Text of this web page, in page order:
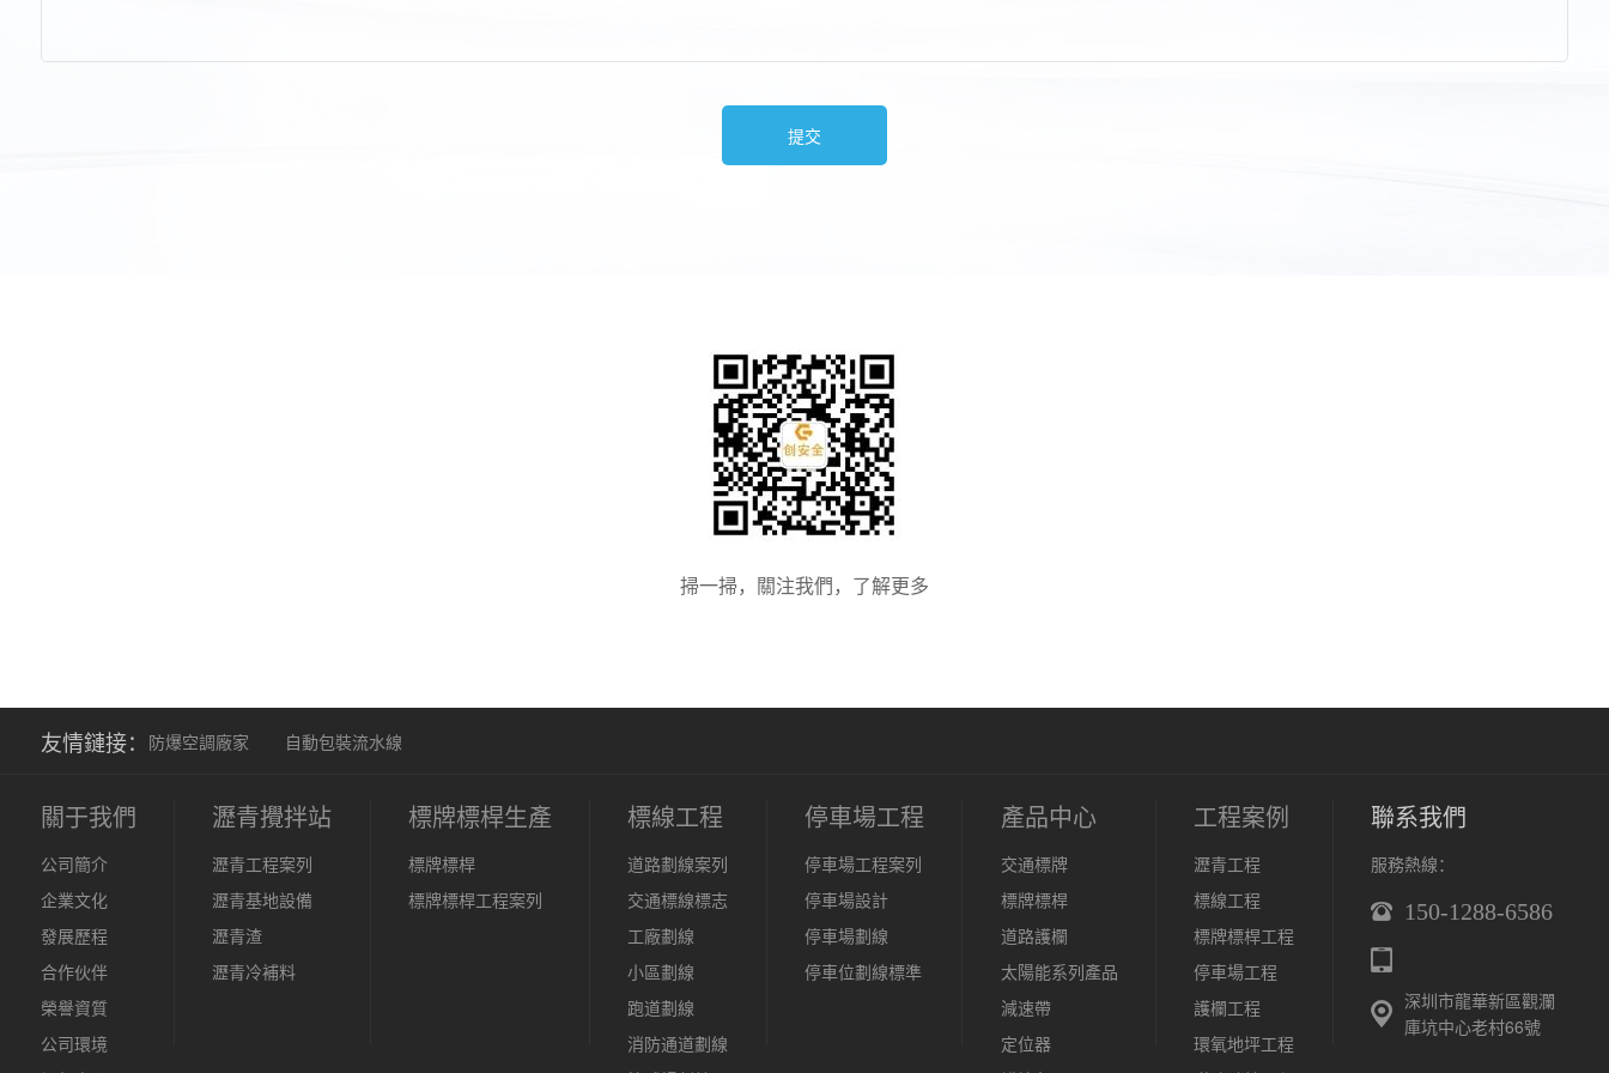
掃一掃，關注我們，了解更多
友情鏈接： 防爆空調廠家 自動包裝流水線
關于我們
公司簡介
企業文化
發展歷程
合作伙伴
榮譽資質
公司環境
瀝青攪拌站
瀝青工程案列
瀝青基地設備
瀝青渣
瀝青冷補料
標牌標桿生產
標牌標桿
標牌標桿工程案列
標線工程
道路劃線案列
交通標線標志
工廠劃線
小區劃線
跑道劃線
消防通道劃線
停車場工程
停車場工程案列
停車場設計
停車場劃線
停車位劃線標準
產品中心
交通標牌
標牌標桿
道路護欄
太陽能系列產品
減速帶
定位器
工程案例
瀝青工程
標線工程
標牌標桿工程
停車場工程
護欄工程
環氧地坪工程
聯系我們
服務熱線：
150-1288-6586
深圳市龍華新區觀瀾
庫坑中心老村66號